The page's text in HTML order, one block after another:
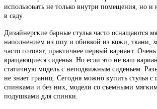
использовать не только внутри помещения, но и
в саду.
Дизайнерские барные стулья часто оснащаются
наполнением из ппу и обивкой из кожи, ткани,
часто готовят, практичнее первый вариант.
вращающиеся сиденья. Но если это не ваш
статичную модель с неподвижным сиденьем.
не знает границ. Сегодня можно купить стулья с
спинками и без них, модели со съемными
подушками для спинки.